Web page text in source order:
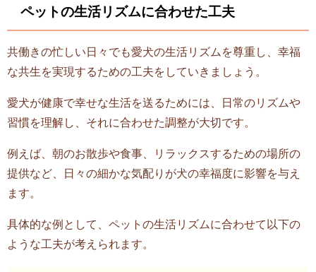
ペットの生活リズムに合わせた工夫
共働きの忙しい日々でも愛犬の生活リズムを尊重し、幸福
な共生を実現するための工夫をしていきましょう。
愛犬が健康で幸せな生活を送るためには、日常のリズムや
習慣を理解し、それに合わせた調整が大切です。
例えば、朝のお散歩や食事、リラックスするための場所の
提供など、日々の細かな気配りが犬の幸福度に影響を与え
ます。
具体的な例として、ペットの生活リズムに合わせて以下の
ような工夫が考えられます。